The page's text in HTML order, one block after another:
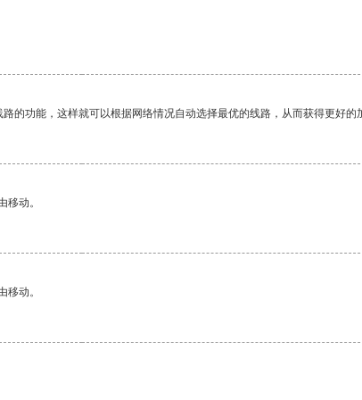
功能，这样就可以根据网络情况自动选择最优的线路，从而获得更好的
动。
动。